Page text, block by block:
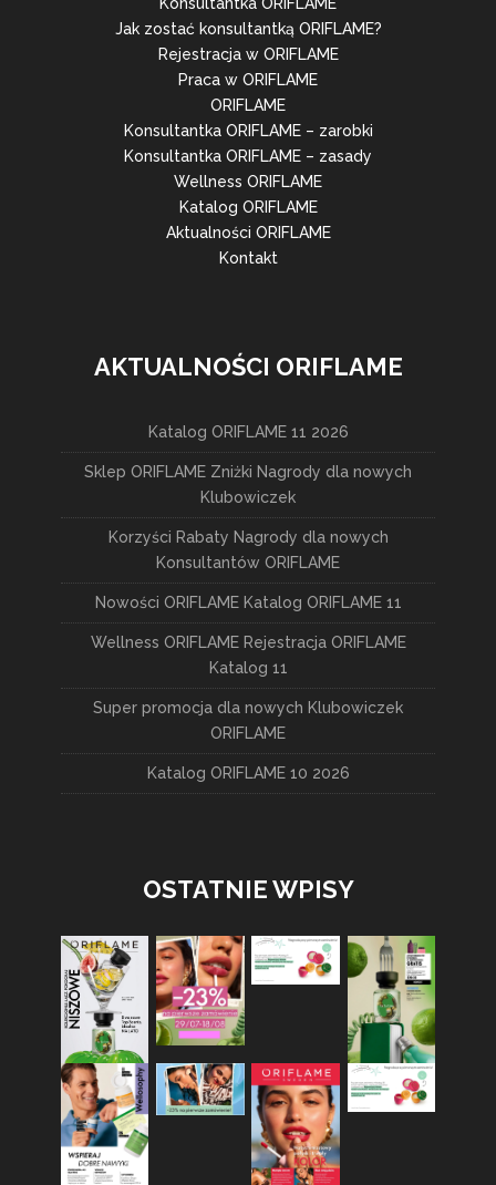
Jak zostać konsultantką ORIFLAME?
Rejestracja w ORIFLAME
Praca w ORIFLAME
ORIFLAME
Konsultantka ORIFLAME – zarobki
Konsultantka ORIFLAME – zasady
Wellness ORIFLAME
Katalog ORIFLAME
Aktualności ORIFLAME
Kontakt
AKTUALNOŚCI ORIFLAME
Katalog ORIFLAME 11 2026
Sklep ORIFLAME Zniżki Nagrody dla nowych
Klubowiczek
Korzyści Rabaty Nagrody dla nowych
Konsultantów ORIFLAME
Nowości ORIFLAME Katalog ORIFLAME 11
Wellness ORIFLAME Rejestracja ORIFLAME
Katalog 11
Super promocja dla nowych Klubowiczek
ORIFLAME
Katalog ORIFLAME 10 2026
OSTATNIE WPISY